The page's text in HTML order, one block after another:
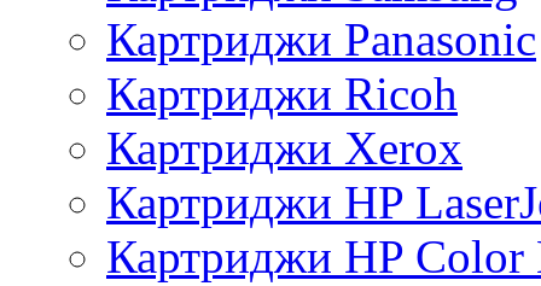
Картриджи Panasonic
Картриджи Ricoh
Картриджи Xerox
Картриджи HP
Картриджи HP Color